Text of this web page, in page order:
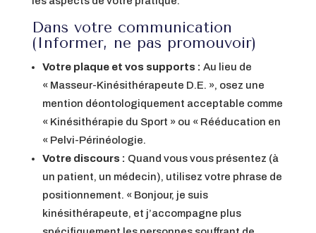
Dans votre communication
(Informer, ne pas promouvoir)
Votre plaque et vos supports : Au lieu de
« Masseur-Kinésithérapeute D.E. », osez une
mention déontologiquement acceptable comme
« Kinésithérapie du Sport » ou « Rééducation en
« Pelvi-Périnéologie.
Votre discours : Quand vous vous présentez (à
un patient, un médecin), utilisez votre phrase de
positionnement. « Bonjour, je suis
kinésithérapeute, et j’accompagne plus